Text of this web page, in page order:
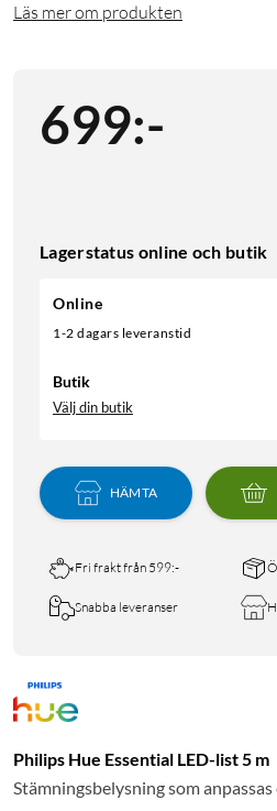
Läs mer om produkten
699:-
Lagerstatus online och butik
Online
1-2 dagars leveranstid
Butik
Välj din butik
HÄMTA
Fri frakt från 599:-
Snabba leveranser
Philips Hue Essential LED-list 5 m
Stämningsbelysning som